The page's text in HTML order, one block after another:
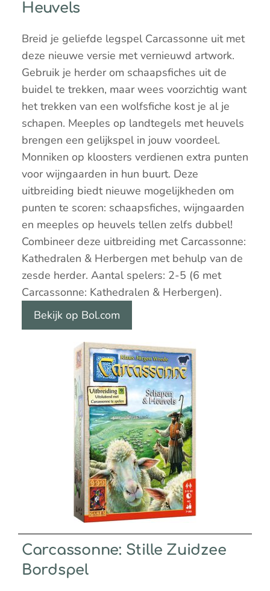
Heuvels
Breid je geliefde legspel Carcassonne uit met
deze nieuwe versie met vernieuwd artwork.
Gebruik je herder om schaapsfiches uit de
buidel te trekken, maar wees voorzichtig want
het trekken van een wolfsfiche kost je al je
schapen. Meeples op landtegels met heuvels
brengen een gelijkspel in jouw voordeel.
Monniken op kloosters verdienen extra punten
voor wijngaarden in hun buurt. Deze
uitbreiding biedt nieuwe mogelijkheden om
punten te scoren: schaapsfiches, wijngaarden
en meeples op heuvels tellen zelfs dubbel!
Combineer deze uitbreiding met Carcassonne:
Kathedralen & Herbergen met behulp van de
zesde herder. Aantal spelers: 2-5 (6 met
Carcassonne: Kathedralen & Herbergen).
Bekijk op Bol.com
Carcassonne: Stille Zuidzee
Bordspel